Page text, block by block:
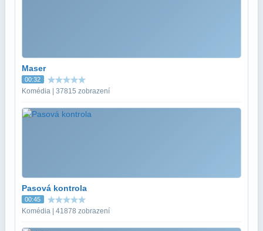
Maser
00:32
Komédia | 37815 zobrazení
Pasová kontrola
00:45
Komédia | 41878 zobrazení